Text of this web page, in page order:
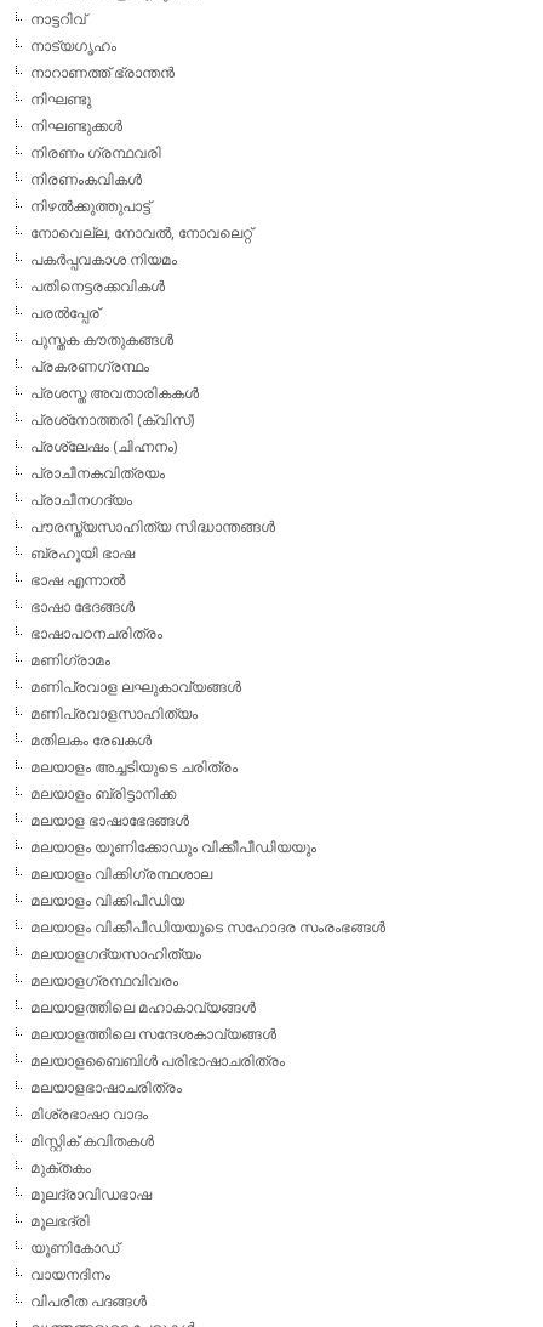
നാട്ടറിവ്
നാട്യഗൃഹം
നാറാണത്ത് ഭ്രാന്തന്‍
നിഘണ്ടു
നിഘണ്ടുക്കള്‍
നിരണം ഗ്രന്ഥവരി
നിരണംകവികള്‍
നിഴല്‍ക്കുത്തുപാട്ട്
നോവെല്ല, നോവല്‍, നോവലെറ്റ്
പകര്‍പ്പവകാശ നിയമം
പതിനെട്ടരക്കവികള്‍
പരല്‍പ്പേര്
പുസ്തക കൗതുകങ്ങള്‍
പ്രകരണഗ്രന്ഥം
പ്രശസ്ത അവതാരികകള്‍
പ്രശ്‌നോത്തരി (ക്വിസ്)
പ്രശ്ലേഷം (ചിഹ്നനം)
പ്രാചീനകവിത്രയം
പ്രാചീനഗദ്യം
പൗരസ്ത്യസാഹിത്യ സിദ്ധാന്തങ്ങള്‍
ബ്രഹൂയി ഭാഷ
ഭാഷ എന്നാല്‍
ഭാഷാ ഭേദങ്ങള്‍
ഭാഷാപഠനചരിത്രം
മണിഗ്രാമം
മണിപ്രവാള ലഘുകാവ്യങ്ങള്‍
മണിപ്രവാളസാഹിത്യം
മതിലകം രേഖകള്‍
മലയാളം അച്ചടിയുടെ ചരിത്രം
മലയാളം ബ്രിട്ടാനിക്ക
മലയാള ഭാഷാഭേദങ്ങള്‍
മലയാളം യൂണിക്കോഡും വിക്കീപീഡിയയും
മലയാളം വിക്കിഗ്രന്ഥശാല
മലയാളം വിക്കിപീഡിയ
മലയാളം വിക്കീപീഡിയയുടെ സഹോദര സംരംഭങ്ങള്‍
മലയാളഗദ്യസാഹിത്യം
മലയാളഗ്രന്ഥവിവരം
മലയാളത്തിലെ മഹാകാവ്യങ്ങള്‍
മലയാളത്തിലെ സന്ദേശകാവ്യങ്ങള്‍
മലയാളബൈബിള്‍ പരിഭാഷാചരിത്രം
മലയാളഭാഷാചരിത്രം
മിശ്രഭാഷാ വാദം
മിസ്റ്റിക് കവിതകള്‍
മുക്തകം
മൂലദ്രാവിഡഭാഷ
മൂലഭദ്രി
യൂണികോഡ്
വായനദിനം
വിപരീത പദങ്ങള്‍